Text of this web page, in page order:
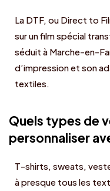
La DTF, ou Direct to
sur un film spécial
séduit à Marche-en-
d’impression et son
textiles.
Quels types de
personnaliser
T-shirts, sweats,
à presque tous les